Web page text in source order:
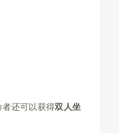
者还可以获得双人坐